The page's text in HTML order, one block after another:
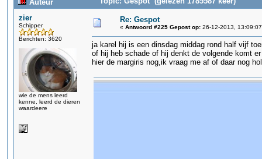
Auteur
zier
Schipper
Berichten: 3620
wie de mens leerd
kenne, leerd de dieren
waardeere
Re: Gespot
« Antwoord #225 Gepost op: 26-12-2013,
ja karel hij is een dinsdag middag rond half vijf
of hij heb schade of hij denkt de volgende komt
hier de margiris nog,ik vraag me af of daar nog